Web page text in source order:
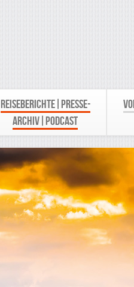
Reiseberichte|Presse-
Archiv|Podcast